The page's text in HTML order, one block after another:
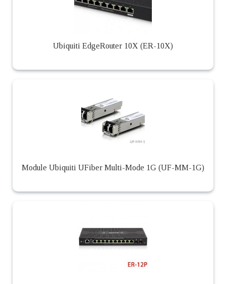
Ubiquiti EdgeRouter 10X (ER-10X)
Module Ubiquiti UFiber Multi-Mode 1G (UF-MM-1G)